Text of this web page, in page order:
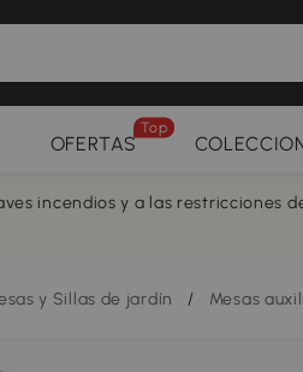
OFERTAS
Top
incendios y a las restricciones
y Sillas de jardín / Mesas